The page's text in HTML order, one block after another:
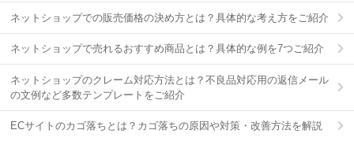
ネットショップでの販売価格の決め方とは？具体的な考え方をご紹介
ネットショップで売れるおすすめ商品とは？具体的な例を7つご紹介
ネットショップのクレーム対応方法とは？不良品対応用の返信メール
の文例など多数テンプレートをご紹介
ECサイトのカゴ落ちとは？カゴ落ちの原因や対策・改善方法を解説